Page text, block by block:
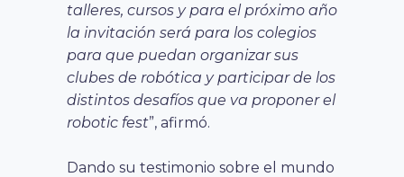
talleres, cursos y para el próximo año
la invitación será para los colegios
para que puedan organizar sus
clubes de robótica y participar de los
distintos desafíos que va proponer el
robotic fest”, afirmó.
Dando su testimonio sobre el mundo